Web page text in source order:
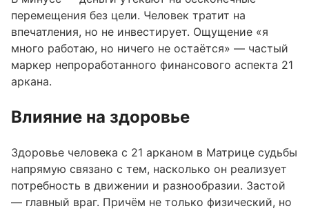
перемещения без цели. Человек тратит на
впечатления, но не инвестирует. Ощущение «я
много работаю, но ничего не остаётся» — частый
маркер непроработанного финансового аспекта 21
аркана.
Влияние на здоровье
Здоровье человека с 21 арканом в Матрице судьбы
напрямую связано с тем, насколько он реализует
потребность в движении и разнообразии. Застой
— главный враг. Причём не только физический, но